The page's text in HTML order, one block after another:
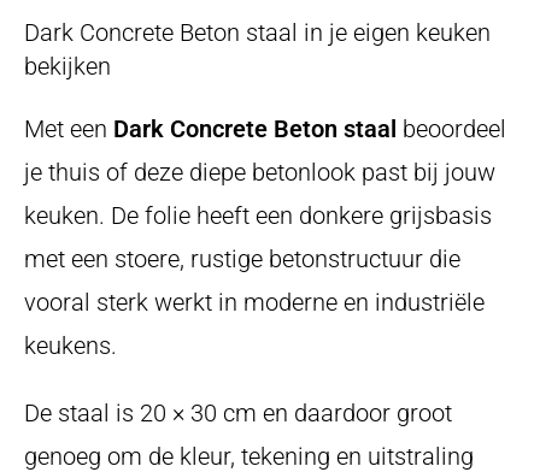
Dark Concrete Beton staal in je eigen keuken
bekijken
Met een Dark Concrete Beton staal beoordeel
je thuis of deze diepe betonlook past bij jouw
keuken. De folie heeft een donkere grijsbasis
met een stoere, rustige betonstructuur die
vooral sterk werkt in moderne en industriële
keukens.
De staal is 20 × 30 cm en daardoor groot
genoeg om de kleur, tekening en uitstraling